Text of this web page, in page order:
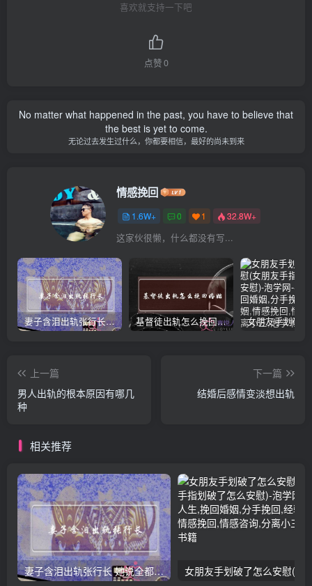
喜欢就支持一下吧
点赞0
No matter what happened in the past, you have to believe that
the best is yet to come.
无论过去发生过什么，你都要相信，最好的尚未到来
情感挽回
1.6W+ 0 1 32.8W+
这家伙很懒，什么都没有写...
妻子含泪出轨张行长 她说全都是因为家中 基督徒出轨怎么挽回婚姻(基督徒面对出轨婚姻)
上一篇
男人出轨的根本原因有哪几
种
下一篇
结婚后感情变淡想出轨
相关推荐
妻子含泪出轨张行长 她说全都是因为家中